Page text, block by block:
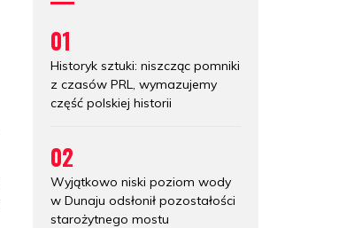
01
Historyk sztuki: niszcząc pomniki
z czasów PRL, wymazujemy
część polskiej historii
02
Wyjątkowo niski poziom wody
w Dunaju odsłonił pozostałości
starożytnego mostu